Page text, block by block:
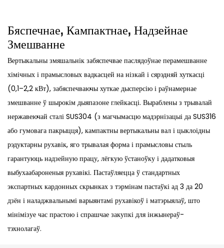
Бяспечнае, Кампактнае, Надзейнае
Змешванне
Вертыкальны змяшальнік забяспечвае паслядоўнае перамешванне
хімічных і прамысловых вадкасцей на нізкай і сярэдняй хуткасці
(0,1–2,2 кВт), забяспечваючы хуткае дысперсію і раўнамернае
змешванне ў шырокім дыяпазоне глейкасці. Выраблены з трывалай
нержавеючай сталі SUS304 (з магчымасцю мадэрнізацыі да SUS316
або гумовага пакрыцця), кампактны вертыкальны вал і цыклоідны
рэдуктарны рухавік, яго трывалая форма і прамысловы стыль
гарантуюць надзейную працу, лёгкую ўстаноўку і дадатковыя
выбухаабароненыя рухавікі. Пастаўляецца ў стандартных
экспартных кардонных скрынках з тэрмінам пастаўкі ад 3 да 20
дзён і наладжвальнымі варыянтамі рухавікоў і матэрыялаў, што
мінімізуе час прастою і спрашчае закупкі для інжынераў-
тэхнолагаў.